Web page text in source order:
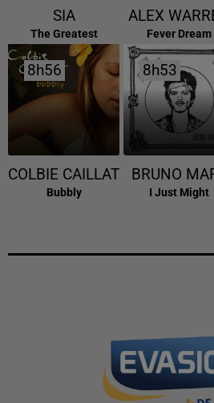
SIA
The Greatest
ALEX
Fever Dream
8h56
8h56
COLBIE CAILLAT
Bubbly
8h53
8h53
BRUNO
I Just Might